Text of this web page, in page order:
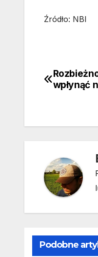
Źródło: NBI
wpłynąć
Podobne